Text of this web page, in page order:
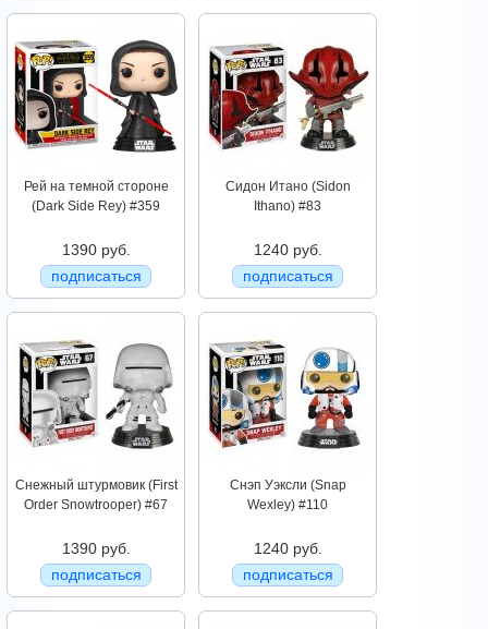
Рей на темной стороне
(Dark Side Rey) #359
1390 руб.
подписаться
Сидон Итано (Sidon
Ithano) #83
1240 руб.
подписаться
Снежный штурмовик (First
Order Snowtrooper) #67
1390 руб.
подписаться
Снэп Уэксли (Snap
Wexley) #110
1240 руб.
подписаться